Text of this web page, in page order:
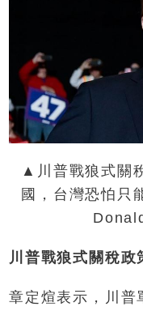
▲川普戰狼式關
國，台灣恐怕只
川普戰狼式關稅
章定煊表示，川普